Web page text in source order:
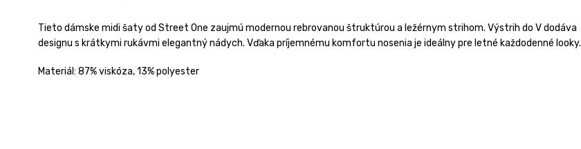
Tieto dámske midi šaty od Street One zaujmú modernou rebrovanou štruktúrou a ležérnym strihom. Výstrih do V dodáva
designu s krátkymi rukávmi elegantný nádych. Vďaka príjemnému komfortu nosenia je ideálny pre letné každodenné looky.
Materiál: 87% viskóza, 13% polyester